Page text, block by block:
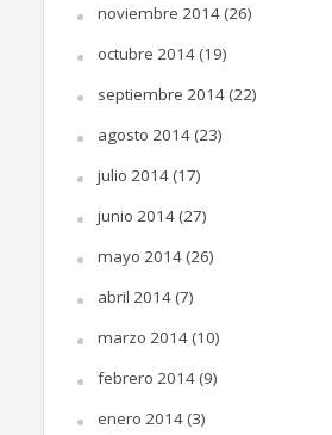
noviembre 2014(26)
octubre 2014(19)
septiembre 2014(22)
agosto 2014(23)
julio 2014(17)
junio 2014(27)
mayo 2014(26)
abril 2014(7)
marzo 2014(10)
febrero 2014(9)
enero 2014(3)